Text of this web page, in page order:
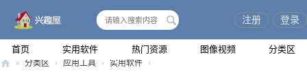
首页 实用软件 热门资源 图像视频 分类区
注册 登录
» 分类区 › 应用工具 › 实用软件 ›